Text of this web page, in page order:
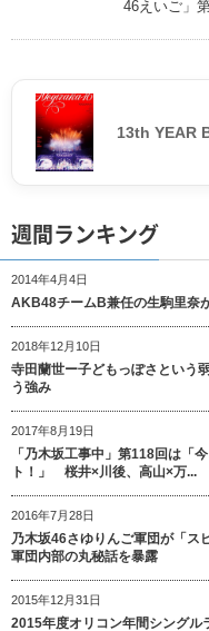
46えいご」
13th YEAR
週間ランキング
2014年4月4日
AKB48チームB兼任の生駒里奈
2018年12月10日
寺田蘭世ー子どもっぽさという
う強み
2017年8月19日
「乃木坂工事中」第118回は「
ト！」 桜井×川後、高山×万...
2016年7月28日
乃木坂46さゆりんご軍団が「ス
軍団内部の丸秘話を暴露
2015年12月31日
2015年度オリコン年間シングル